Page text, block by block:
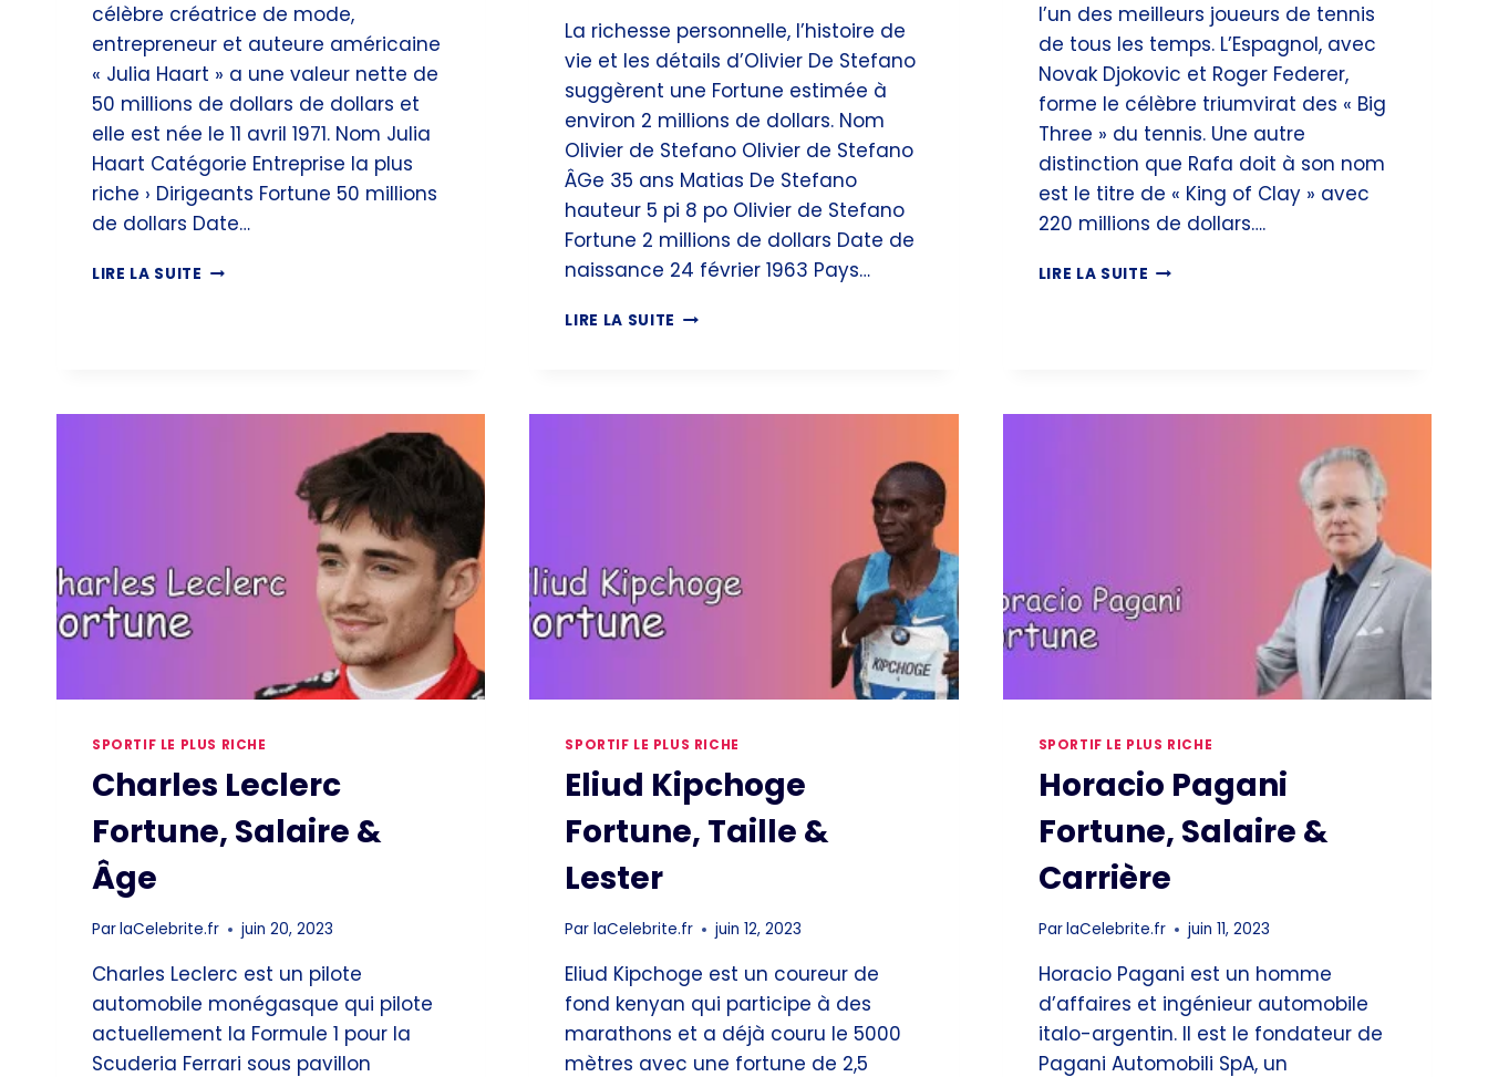
célèbre créatrice de mode,
entrepreneur et auteure américaine
« Julia Haart » a une valeur nette de
50 millions de dollars de dollars et
elle est née le 11 avril 1971. Nom Julia
Haart Catégorie Entreprise la plus
riche › Dirigeants Fortune 50 millions
de dollars Date…
LIRE LA SUITE JULIA
La richesse personnelle, l’histoire de
vie et les détails d’Olivier De Stefano
suggèrent une Fortune estimée à
environ 2 millions de dollars. Nom
Olivier de Stefano Olivier de Stefano
ÂGe 35 ans Matias De Stefano
hauteur 5 pi 8 po Olivier de Stefano
Fortune 2 millions de dollars Date de
naissance 24 février 1963 Pays…
LIRE LA SUITE OLIVIER
l’un des meilleurs joueurs de tennis
de tous les temps. L’Espagnol, avec
Novak Djokovic et Roger Federer,
forme le célèbre triumvirat des « Big
Three » du tennis. Une autre
distinction que Rafa doit à son nom
est le titre de « King of Clay » avec
220 millions de dollars….
LIRE LA SUITE RAFAEL
SPORTIF LE PLUS RICHE
Charles Leclerc
Fortune, Salaire &
Âge
ParlaCelebrite.fr juin 20, 2023
Charles Leclerc est un pilote
automobile monégasque qui pilote
actuellement la Formule 1 pour la
Scuderia Ferrari sous pavillon
SPORTIF LE PLUS RICHE
Eliud Kipchoge
Fortune, Taille &
Lester
Par laCelebrite.fr juin 12, 2023
Eliud Kipchoge est un coureur de
fond kenyan qui participe à des
marathons et a déjà couru le 5000
mètres avec une fortune de 2,5
SPORTIF LE PLUS RICHE
Horacio Pagani
Fortune, Salaire &
Carrière
ParlaCelebrite.fr juin 11, 2023
Horacio Pagani est un homme
d’affaires et ingénieur automobile
italo-argentin. Il est le fondateur de
Pagani Automobili SpA, un